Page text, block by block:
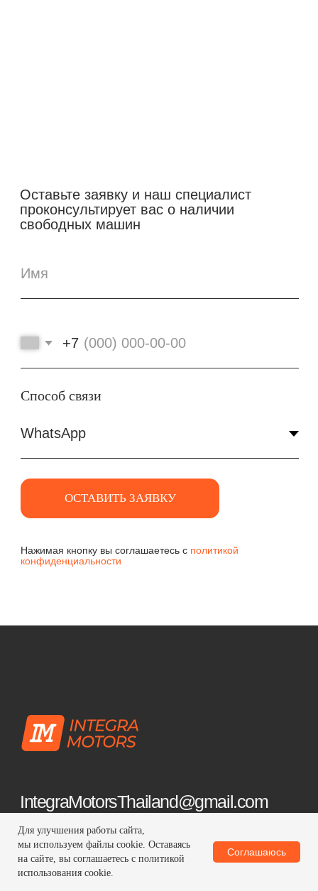
Для улучшения работы сайта,
мы используем файлы cookie. Оставаясь
на сайте, вы соглашаетесь с политикой
использования cookie.
Соглашаюсь